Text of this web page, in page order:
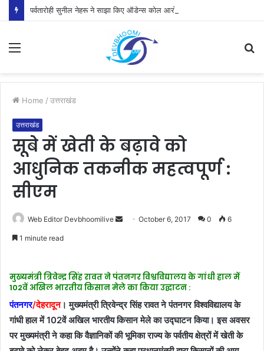
पर्वतारोही सुनील नेहरू ने साझा किए ऑडेन्स कोल आरोहण के रोमांचक अनुभव
Menu
Home / उत्तराखंड
उत्तराखंड
सूबे में खेती के बढ़ावे को
आधुनिक तकनीक महत्वपूर्ण :
सीएम
Web Editor Devbhoomilive
SendOctober 6, 2017 0 6
1 minute read
मुख्यमंत्री त्रिवेन्द्र सिंह रावत ने पंतनगर विश्वविद्यालय के गांधी हाल में
102वें अखिल भारतीय किसान मेले का किया उद्घाटन :
पंतनगर/देहरादून। मुख्यमंत्री त्रिवेन्द्र सिंह रावत ने पंतनगर विश्वविद्यालय के
गांधी हाल में 102वें अखिल भारतीय किसान मेले का उद्घाटन किया। इस अवसर
पर मुख्यमंत्री ने कहा कि वैज्ञानिकों की भूमिका राज्य के पर्वतीय क्षेत्रों में खेती के